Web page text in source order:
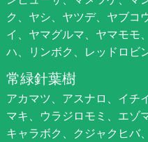
ク、ヤシ、ヤツデ、ヤブコ
イ、ヤマグルマ、ヤマモモ
ハ、リンボク、レッドロビ
常緑針葉樹
アカマツ、アスナロ、イチ
マキ、ウラジロモミ、エゾ
キャラボク、クジャクヒバ